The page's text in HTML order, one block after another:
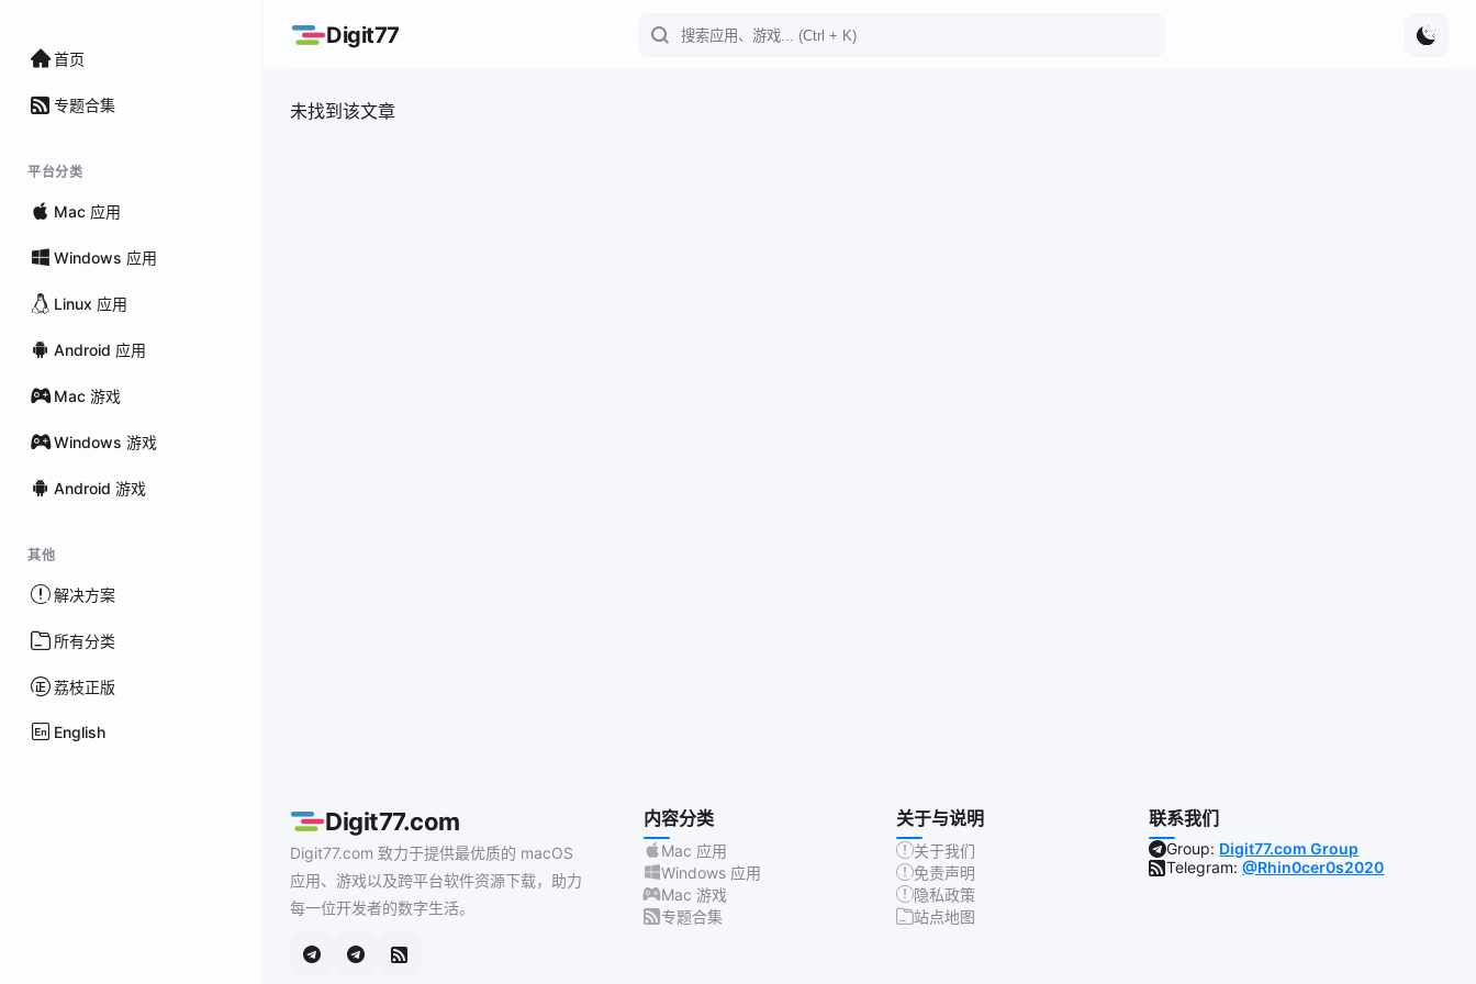
首页
专题合集
平台分类
Mac 应用
Windows 应用
Linux 应用
Android 应用
Mac 游戏
Windows 游戏
Android 游戏
其他
解决方案
所有分类
荔枝正版
English
Digit77
未找到该文章
Digit77.com
Digit77.com 致力于提供最优质的 macOS
应用、游戏以及跨平台软件资源下载，助力
每一位开发者的数字生活。
内容分类
Mac 应用
Windows 应用
Mac 游戏
专题合集
关于与说明
关于我们
免责声明
隐私政策
站点地图
联系我们
Group: Digit77.com Group
Telegram:@Rhin0cer0s2020